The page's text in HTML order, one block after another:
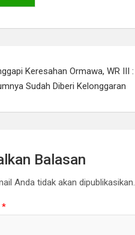
Keresahan Ormawa, WR III :
Sudah Diberi Kelonggaran
Balasan
Anda tidak akan dipublikasikan.
*